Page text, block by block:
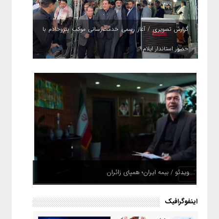
گزارش تصویری / آغاز رسمی خدمت‌رسانی موکب پتروخادم با
حضور استاندار ایلام
ویدئو / بیمه ایران؛ همپای زائران
اینفوگرافیک